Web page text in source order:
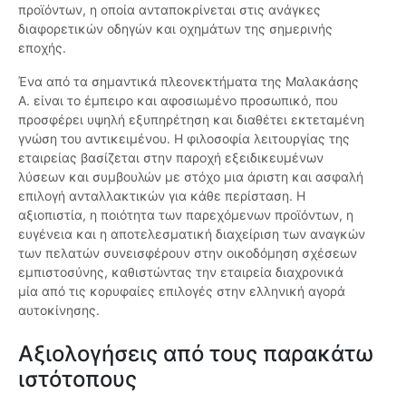
προϊόντων, η οποία ανταποκρίνεται στις ανάγκες
διαφορετικών οδηγών και οχημάτων της σημερινής
εποχής.
Ένα από τα σημαντικά πλεονεκτήματα της Μαλακάσης
Α. είναι το έμπειρο και αφοσιωμένο προσωπικό, που
προσφέρει υψηλή εξυπηρέτηση και διαθέτει εκτεταμένη
γνώση του αντικειμένου. Η φιλοσοφία λειτουργίας της
εταιρείας βασίζεται στην παροχή εξειδικευμένων
λύσεων και συμβουλών με στόχο μια άριστη και ασφαλή
επιλογή ανταλλακτικών για κάθε περίσταση. Η
αξιοπιστία, η ποιότητα των παρεχόμενων προϊόντων, η
ευγένεια και η αποτελεσματική διαχείριση των αναγκών
των πελατών συνεισφέρουν στην οικοδόμηση σχέσεων
εμπιστοσύνης, καθιστώντας την εταιρεία διαχρονικά
μία από τις κορυφαίες επιλογές στην ελληνική αγορά
αυτοκίνησης.
Αξιολογήσεις από τους παρακάτω
ιστότοπους